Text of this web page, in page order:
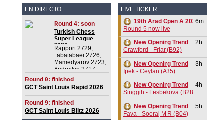
EN DIRECTO
Round 4: soon
Turkish Chess
Super League
2026
Rapport 2729,
Tabatabaei 2726,
Mamedyarov 2723,
Andreikin 2717,
Erdogmus 2716
Round 9: finished
GCT Saint Louis Rapid 2026
Round 9: finished
GCT Saint Louis Blitz 2026
LIVE TICKER
19th Arad Open A 2026
Round 5 now live
6m
New Opening Trend
Crawford - Friar (B92)
2h
New Opening Trend
Ipek - Ceylan (A35)
3h
New Opening Trend
Singgih - Lesbekova (B28)
4h
New Opening Trend
Fava - Sooraj M R (B04)
5h